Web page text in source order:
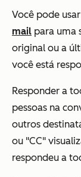
Você pode
mail para uma
original ou a
você está
Responder a
pessoas na
outros
ou "CC"
respondeu a